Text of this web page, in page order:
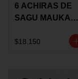
6 ACHIRAS DE
SAGU MAUKA
$18.150